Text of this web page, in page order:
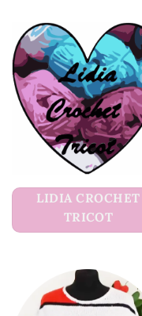
LIDIA CROCHET
TRICOT